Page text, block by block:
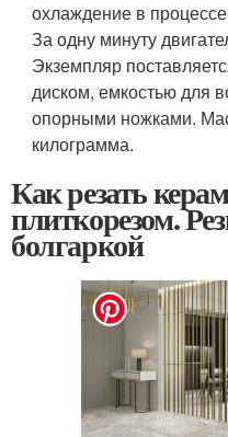
охлаждение в
За одну минуту
Экземпляр
диском, емкостью для
опорными ножками.
килограмма.
Как резать
плиткорезом.
болгаркой